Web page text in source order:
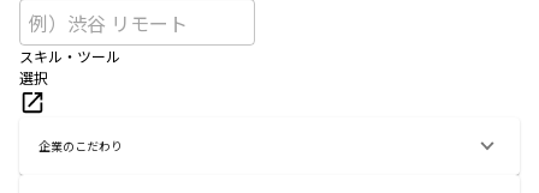
スキル・ツール
選択
企業のこだわり